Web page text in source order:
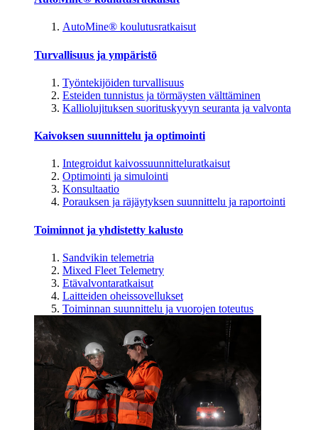
AutoMine® koulutusratkaisut
Turvallisuus ja ympäristö
Työntekijöiden turvallisuus
Esteiden tunnistus ja törmäysten välttäminen
Kalliolujituksen suorituskyvyn seuranta ja valvonta
Kaivoksen suunnittelu ja optimointi
Integroidut kaivossuunnitteluratkaisut
Optimointi ja simulointi
Konsultaatio
Porauksen ja räjäytyksen suunnittelu ja raportointi
Toiminnot ja yhdistetty kalusto
Sandvikin telemetria
Mixed Fleet Telemetry
Etävalvontaratkaisut
Laitteiden oheissovellukset
Toiminnan suunnittelu ja vuorojen toteutus